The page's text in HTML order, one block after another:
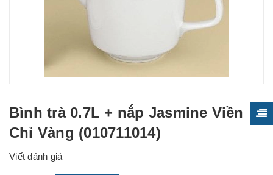
Bình trà 0.7L + nắp Jasmine Viền
Chỉ Vàng (010711014)
Viết đánh giá